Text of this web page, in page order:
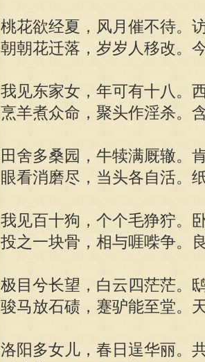
桃花欲经夏，风月催不待。
朝朝花迁落，岁岁人移改。
我见东家女，年可有十八。
烹羊煮众命，聚头作淫杀。
田舍多桑园，牛犊满厩辙。
眼看消磨尽，当头各自活。
我见百十狗，个个毛狰狞。
投之一块骨，相与啀喍争。
极目兮长望，白云四茫茫。
骏马放石碛，蹇驴能至堂。
洛阳多女儿，春日逞华丽。